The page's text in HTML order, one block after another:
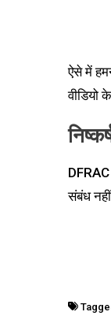
ऐसे में
DFRAC
संबंध